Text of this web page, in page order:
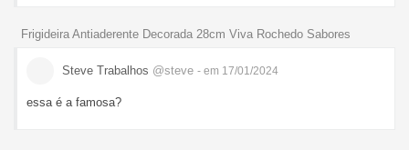
Frigideira Antiaderente Decorada 28cm Viva Rochedo Sabores
Steve Trabalhos @steve - em 17/01/2024
essa é a famosa?